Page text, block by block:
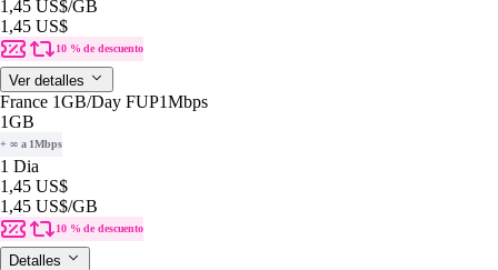
1,45 US$/GB
1,45 US$
10 % de descuento
Ver detalles
France 1GB/Day FUP1Mbps
1GB
+ ∞ a 1Mbps
1 Dia
1,45 US$
1,45 US$/GB
10 % de descuento
Detalles